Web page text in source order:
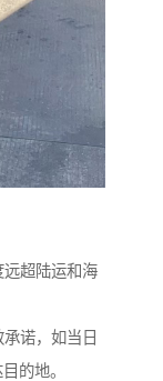
远超陆运和海
诺，如当日
的地。